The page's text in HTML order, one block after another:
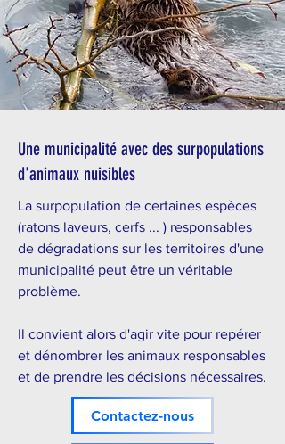
Une municipalité avec des surpopulations
d'animaux nuisibles
La surpopulation de certaines espèces
(ratons laveurs, cerfs ... ) responsables
de dégradations sur les territoires d'une
municipalité peut être un véritable
problème.
Il convient alors d'agir vite pour repérer
et dénombrer les animaux responsables
et de prendre les décisions nécessaires.
Contactez-nous